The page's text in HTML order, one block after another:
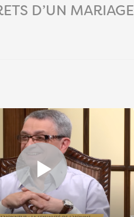
D’UN MARIAGE